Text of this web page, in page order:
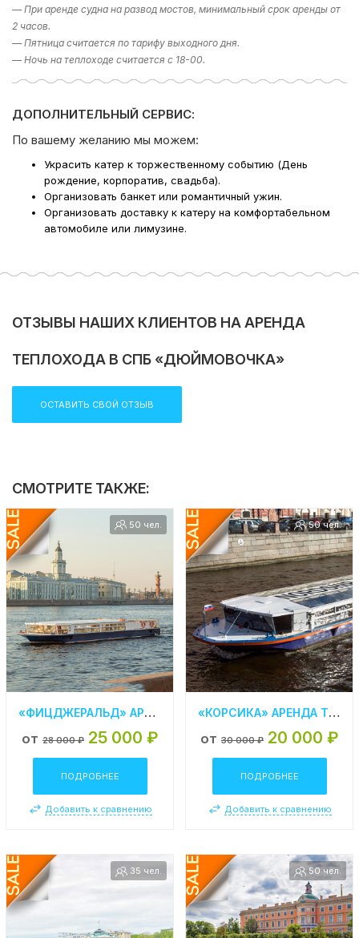
варианты исходя из ваших пожеланий – просто наберите
телефон в шапке сайта!
Компания Ру-Чартерс всегда рада предложить вам
аренду катера в СПб, ждем вас на борту!
— При аренде судна на развод мостов, минимальный срок аренды от
2 часов.
— Пятница считается по тарифу выходного дня.
— Ночь на теплоходе считается с 18-00.
ДОПОЛНИТЕЛЬНЫЙ СЕРВИС:
По вашему желанию мы можем:
Украсить катер к торжественному событию (День
рождение, корпоратив, свадьба).
Организовать банкет или романтичный ужин.
Организовать доставку к катеру на комфортабельном
автомобиле или лимузине.
ОТЗЫВЫ НАШИХ КЛИЕНТОВ НА АРЕНДА
ТЕПЛОХОДА В СПБ «ДЮЙМОВОЧКА»
ОСТАВИТЬ СВОЙ ОТЗЫВ
СМОТРИТЕ ТАКЖЕ:
50 чел.
«ФИЦДЖЕРАЛЬД» АРЕНДА ТЕПЛОХОДА В СПБ
от 28 000 ₽ 25 000 ₽
ПОДРОБНЕЕ
Добавить к сравнению
50 чел.
«КОРСИКА» АРЕНДА ТЕПЛОХОДА В СПБ
от 30 000 ₽ 20 000 ₽
ПОДРОБНЕЕ
Добавить к сравнению
35 чел. 50 чел.